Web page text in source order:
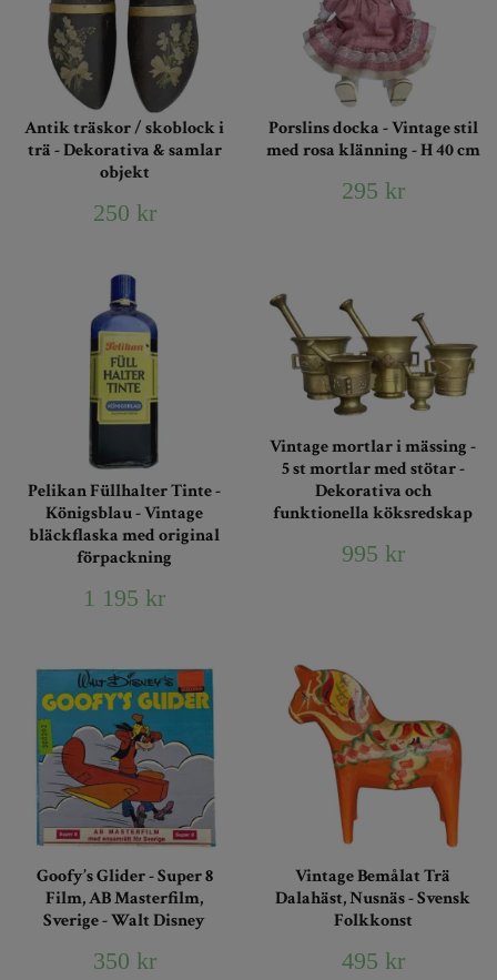
Antik träskor / skoblock i
trä - Dekorativa & samlar
objekt
250 kr
Porslins docka - Vintage stil
med rosa klänning - H 40 cm
295 kr
Pelikan Füllhalter Tinte -
Königsblau - Vintage
bläckflaska med original
förpackning
1 195 kr
Vintage mortlar i mässing -
5 st mortlar med stötar -
Dekorativa och
funktionella köksredskap
995 kr
Goofy’s Glider - Super 8
Film, AB Masterfilm,
Sverige - Walt Disney
350 kr
Vintage Bemålat Trä
Dalahäst, Nusnäs - Svensk
Folkkonst
495 kr